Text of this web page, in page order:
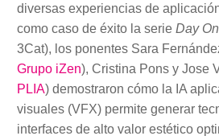
diversas experiencias de
como caso de éxito la serie Day
3Cat), los ponentes Sara
Grupo iZen), Cristina Pons y Jose
PLIA) demostraron cómo la IA
visuales (VFX) permite generar
interfaces de alto valor estético